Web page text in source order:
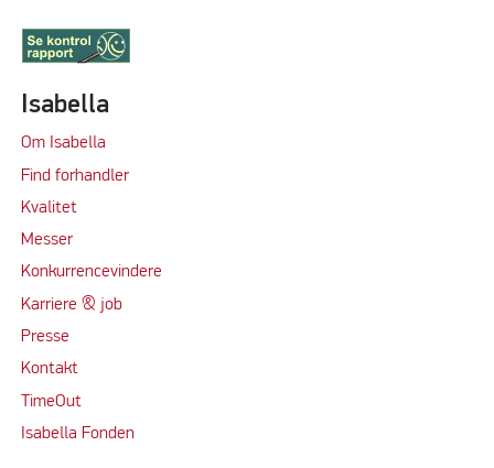
Isabella
Om Isabella
Find forhandler
Kvalitet
Messer
Konkurrencevindere
Karriere & job
Presse
Kontakt
TimeOut
Isabella Fonden